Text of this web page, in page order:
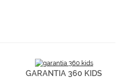
GARANTIA 360 KIDS